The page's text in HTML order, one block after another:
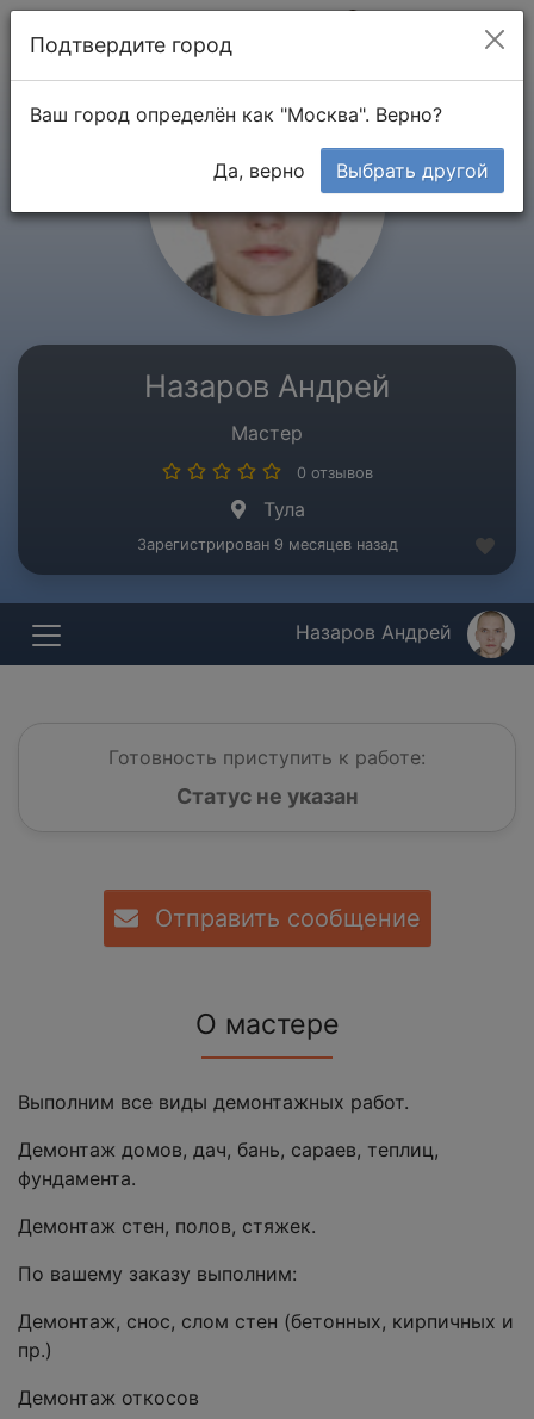
Назаров Андрей
Мастер
0 отзывов
Тула
Зарегистрирован 9 месяцев назад
Назаров Андрей
Готовность приступить к работе:
Статус не указан
Отправить сообщение
О мастере
Выполним все виды демонтажных работ.
Демонтаж домов, дач, бань, сараев, теплиц,
фундамента.
Демонтаж стен, полов, стяжек.
По вашему заказу выполним:
Демонтаж, снос, слом стен (бетонных, кирпичных и
пр.)
Демонтаж откосов
Подтвердите город
Ваш город определён как "Москва". Верно?
Да, верно Выбрать другой